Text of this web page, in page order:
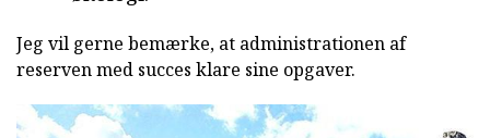
Jeg vil gerne bemærke, at administrationen af
reserven med succes klare sine opgaver.